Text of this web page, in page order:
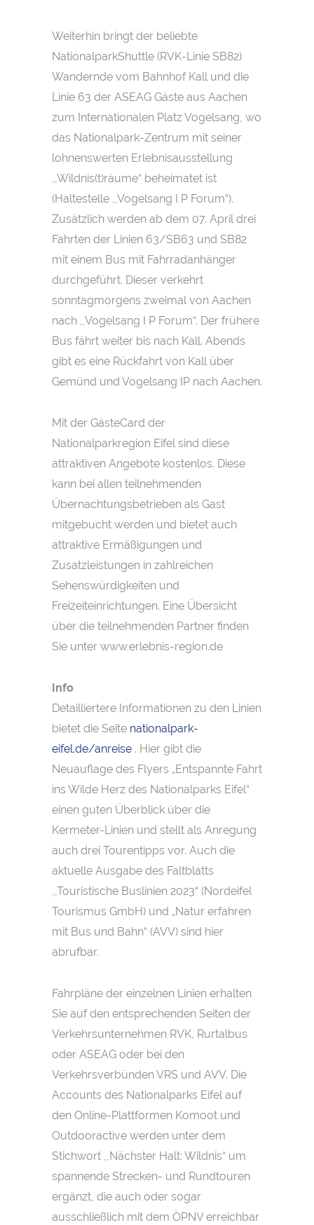
Weiterhin bringt der beliebte
NationalparkShuttle (RVK-Linie SB82)
Wandernde vom Bahnhof Kall und die
Linie 63 der ASEAG Gäste aus Aachen
zum Internationalen Platz Vogelsang, wo
das Nationalpark-Zentrum mit seiner
lohnenswerten Erlebnisausstellung
,,Wildnis(t)räume“ beheimatet ist
(Haltestelle ,,Vogelsang I P Forum“).
Zusätzlich werden ab dem 07. April drei
Fahrten der Linien 63/SB63 und SB82
mit einem Bus mit Fahrradanhänger
durchgeführt. Dieser verkehrt
sonntagmorgens zweimal von Aachen
nach ,,Vogelsang I P Forum“. Der frühere
Bus fährt weiter bis nach Kall. Abends
gibt es eine Rückfahrt von Kall über
Gemünd und Vogelsang IP nach Aachen.
Mit der GästeCard der
Nationalparkregion Eifel sind diese
attraktiven Angebote kostenlos. Diese
kann bei allen teilnehmenden
Übernachtungsbetrieben als Gast
mitgebucht werden und bietet auch
attraktive Ermäßigungen und
Zusatzleistungen in zahlreichen
Sehenswürdigkeiten und
Freizeiteinrichtungen. Eine Übersicht
über die teilnehmenden Partner finden
Sie unter www.erlebnis-region.de
Info
Detailliertere Informationen zu den Linien
bietet die Seite nationalpark-
eifel.de/anreise . Hier gibt die
Neuauflage des Flyers „Entspannte Fahrt
ins Wilde Herz des Nationalparks Eifel“
einen guten Überblick über die
Kermeter-Linien und stellt als Anregung
auch drei Tourentipps vor. Auch die
aktuelle Ausgabe des Faltblatts
,,Touristische Buslinien 2023“ (Nordeifel
Tourismus GmbH) und „Natur erfahren
mit Bus und Bahn“ (AVV) sind hier
abrufbar.
Fahrpläne der einzelnen Linien erhalten
Sie auf den entsprechenden Seiten der
Verkehrsunternehmen RVK, Rurtalbus
oder ASEAG oder bei den
Verkehrsverbünden VRS und AVV. Die
Accounts des Nationalparks Eifel auf
den Online-Plattformen Komoot und
Outdooractive werden unter dem
Stichwort ,,Nächster Halt: Wildnis“ um
spannende Strecken- und Rundtouren
ergänzt, die auch oder sogar
ausschließlich mit dem ÖPNV erreichbar